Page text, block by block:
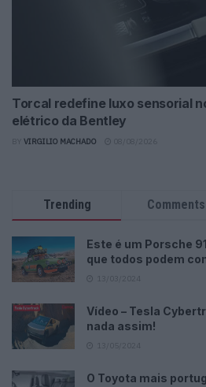
Torcal redefine luxo sensorial
elétrico da Bentley
VIRGILIO MACHADO
Trending Comments
Este é um Porsche
que todos podem
Vídeo – Tesla
nada assim!
O Toyota mais